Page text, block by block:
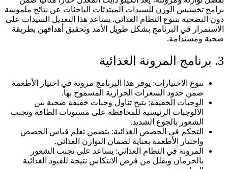
برامج تخسيس الوزن للسيدات المبتدئات الباحثات عن نتائج ملموسة
دون التضحية بتنوع النظام الغذائي. يساعد هذا التعديل السيدات على
الاستمرار في البرنامج بشكل طويل الأمد وتحقيق أهدافهن بطريقة
صحية ومستدامة.
3. برنامج المرونة الغذائية
تنوع الاختيارات: يوفر هذا البرنامج مرونة في اختيار الأطعمة
ضمن حدود السعرات الحرارية المسموح بها.
الوجبات الخفيفة: يتيح تناول وجبات خفيفة صحية بين
الالوجبات الرئيسية للمحافظة على مستويات الطاقة وتجنب
الشعور بالجوع الشديد.
التحكم في الحصص الغذائية: يتضمن تعلم قياس الحصص
واختيار الأطعمة بعناية لضمان التوازن الغذائي.
المرونة في النظام الغذائي: يساعد على تجنب الشعور
بالحرمان ويقلل من فرص الانتكاس نتيجة للقيود الغذائية